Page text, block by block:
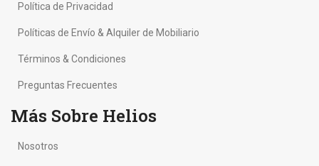
Política de Privacidad
Políticas de Envío & Alquiler de Mobiliario
Términos & Condiciones
Preguntas Frecuentes
Más Sobre Helios
Nosotros